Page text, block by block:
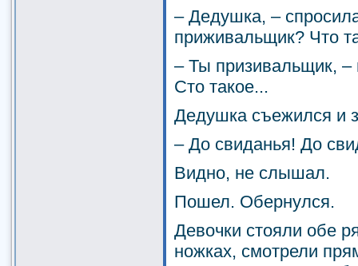
– Дедушка, –
приживальщик? Что
– Ты призивальщик, –
Сто такое...
Дедушка съежился и
– До свиданья! До
Видно, не слышал.
Пошел. Обернулся.
Девочки стояли обе
ножках, смотрели